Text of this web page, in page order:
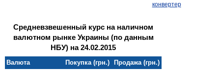
конвертер
Средневзвешенный курс на наличном
валютном рынке Украины (по данным
НБУ) на 24.02.2015
Валюта Покупка (грн.)
Продажа (грн.)